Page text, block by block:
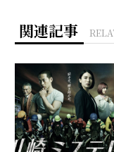
関連記事